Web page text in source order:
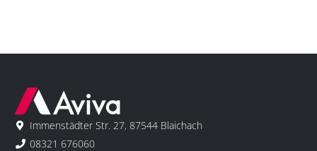
Immenstädter Str. 27, 87544 Blaichach
08321 676060